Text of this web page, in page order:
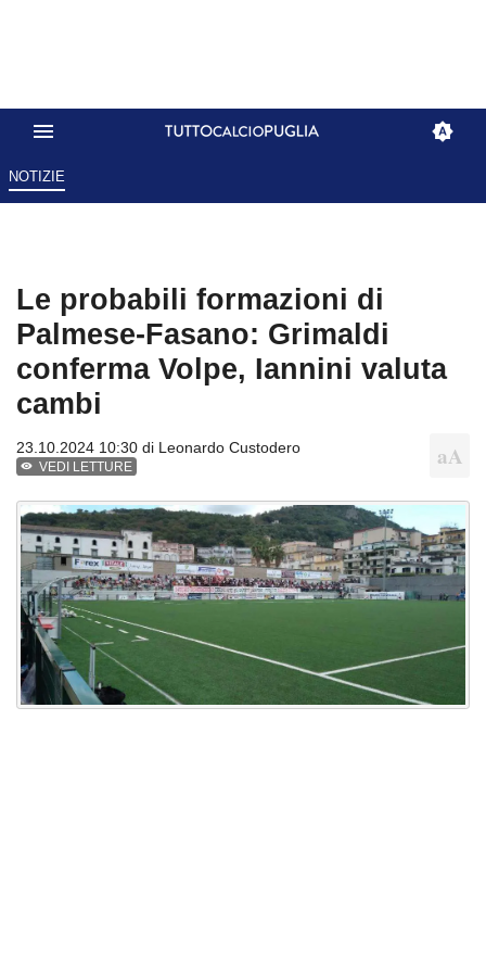
NOTIZIE
Le probabili formazioni di
Palmese-Fasano: Grimaldi
conferma Volpe, Iannini valuta
cambi
23.10.2024 10:30 di Leonardo Custodero
VEDI LETTURE